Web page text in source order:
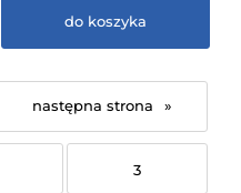
do koszyka
3
»